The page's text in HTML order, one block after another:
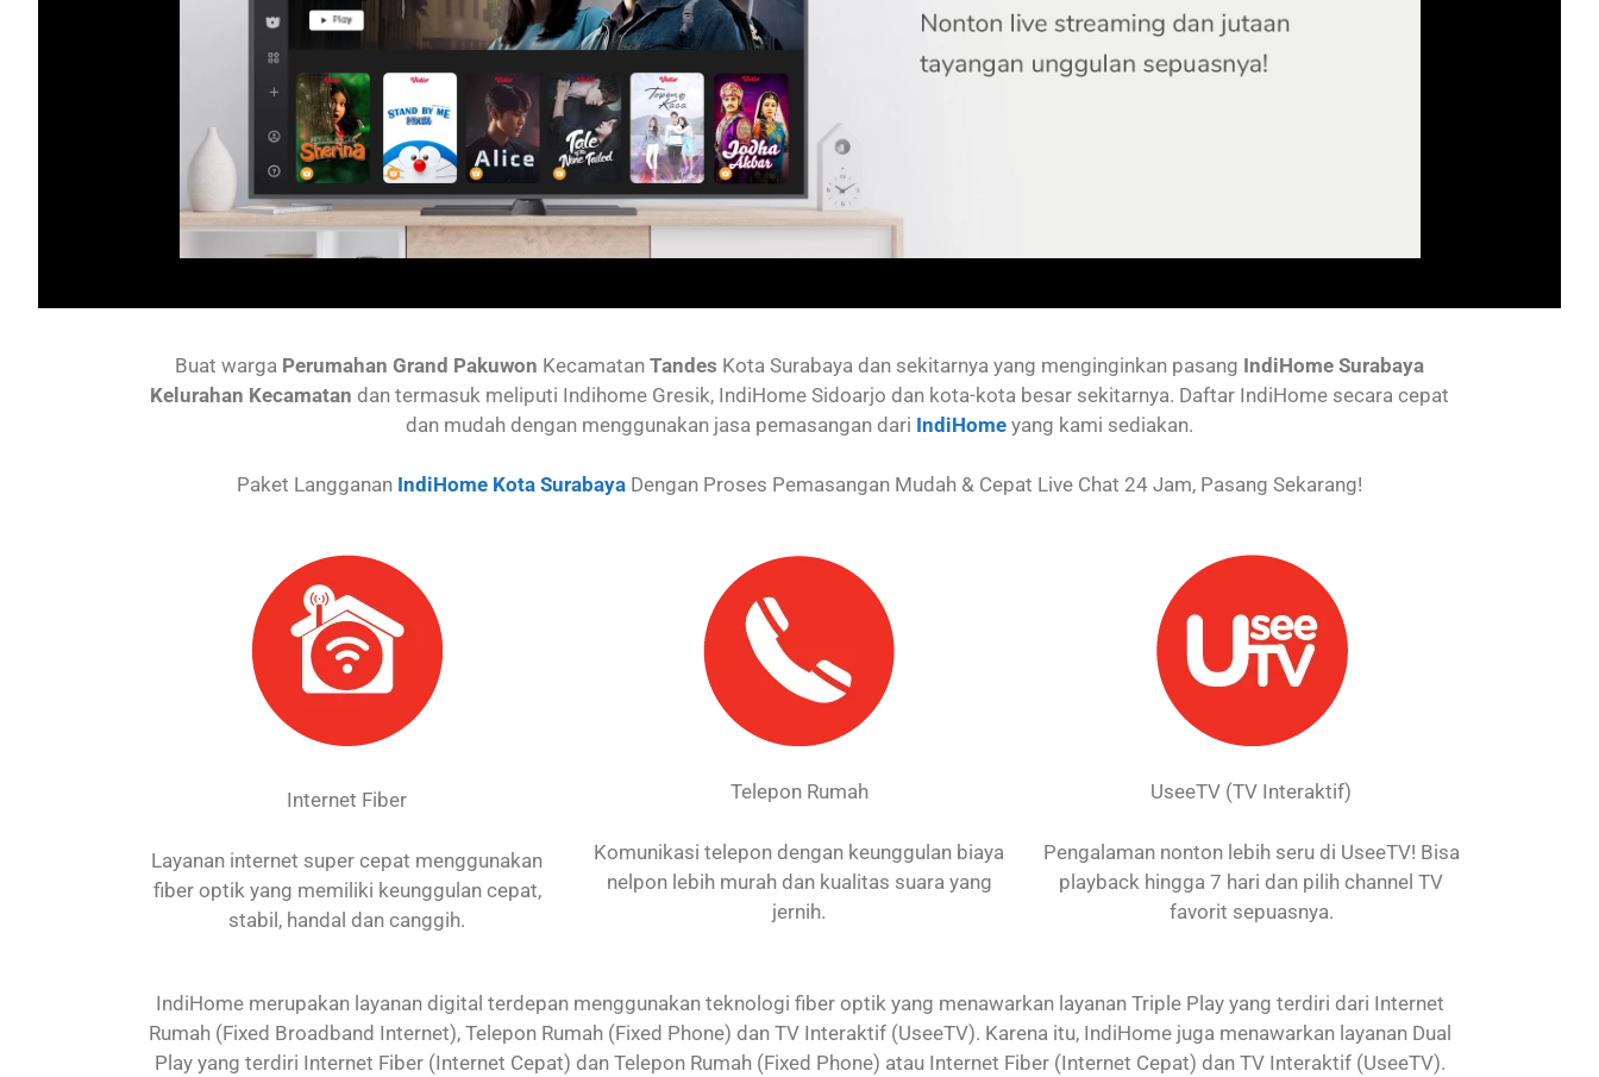
Buat warga Perumahan Grand Pakuwon Kecamatan Tandes Kota Surabaya dan sekitarnya yang menginginkan pasang IndiHome Surabaya
Kelurahan Kecamatan dan termasuk meliputi Indihome Gresik, IndiHome Sidoarjo dan kota-kota besar sekitarnya. Daftar IndiHome secara cepat
dan mudah dengan menggunakan jasa pemasangan dari IndiHome yang kami sediakan.
Paket Langganan IndiHome Kota Surabaya Dengan Proses Pemasangan Mudah & Cepat Live Chat 24 Jam, Pasang Sekarang!
Internet Fiber
Layanan internet super cepat menggunakan
fiber optik yang memiliki keunggulan cepat,
stabil, handal dan canggih.
Telepon Rumah
Komunikasi telepon dengan keunggulan biaya
nelpon lebih murah dan kualitas suara yang
jernih.
UseeTV (TV Interaktif)
Pengalaman nonton lebih seru di UseeTV! Bisa
playback hingga 7 hari dan pilih channel TV
favorit sepuasnya.
IndiHome merupakan layanan digital terdepan menggunakan teknologi fiber optik yang menawarkan layanan Triple Play yang terdiri dari Internet
Rumah (Fixed Broadband Internet), Telepon Rumah (Fixed Phone) dan TV Interaktif (UseeTV). Karena itu, IndiHome juga menawarkan layanan Dual
Play yang terdiri Internet Fiber (Internet Cepat) dan Telepon Rumah (Fixed Phone) atau Internet Fiber (Internet Cepat) dan TV Interaktif (UseeTV).